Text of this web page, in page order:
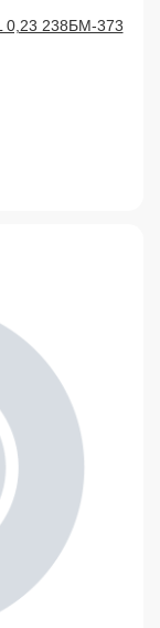
0,23 238БМ-373